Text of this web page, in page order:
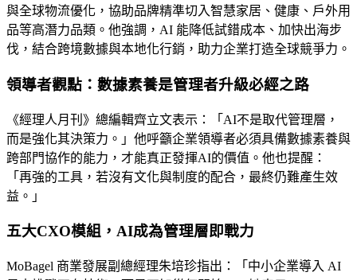
與全球物流優化，協助品牌精準切入智慧家居、健康、戶外用
品等高潛力品類。他強調，AI 能降低試錯成本、加快出海步
伐，結合跨境數據與本地化行銷，助力企業打造全球競爭力。
領導者觀點：數據素養是管理者升級必經之路
《經理人月刊》總編輯齊立文表示：「AI不是取代管理層，
而是強化其決策力。」他呼籲企業領導者必須具備數據素養與
跨部門協作的能力，才能真正發揮AI的價值。他也提醒：
「再強的工具，若沒有文化與制度的配合，最終仍難產生效
益。」
五大CXO模組，AI成為管理層即戰力
MoBagel 商業發展副總經理朱培珍指出：「中小企業導入 AI